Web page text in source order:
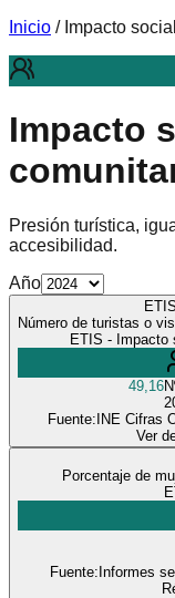
Inicio / Impacto
Impacto
Presión turística,
accesibilidad.
Año
ETIS
Número de turistas o
ETIS - Impacto
49,16
Fuente: INE Cifras
Ver
Porcentaje de
Fuente: Informes